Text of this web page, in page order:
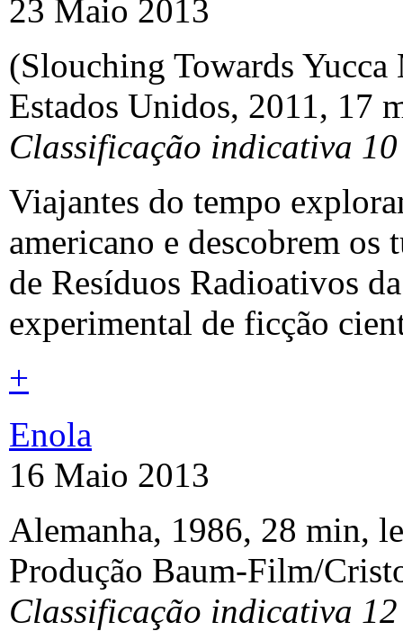
23 Maio 2013
(Slouching Towards
Estados Unidos, 2011, 17
Classificação indicativa 10
Viajantes do tempo
americano e descobrem os
de Resíduos Radioativos
experimental de ficção
+
Enola
16 Maio 2013
Alemanha, 1986, 28 min,
Produção Baum-Film/
Classificação indicativa 12